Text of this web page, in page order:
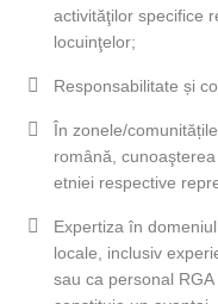
activităţilor specifice
locuinţelor;
Responsabilitate și
În zonele/
română,
etniei respective
Expertiza în
locale, inclusiv
sau ca personal